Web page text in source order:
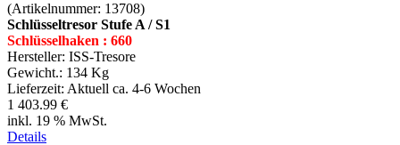
(Artikelnummer: 13708)
Schlüsseltresor Stufe A / S1
Schlüsselhaken : 660
Hersteller: ISS-Tresore
Gewicht.: 134 Kg
Lieferzeit: Aktuell ca. 4-6 Wochen
1 403.99 €
inkl. 19 % MwSt.
Details